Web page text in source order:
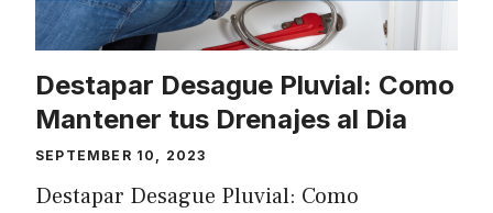
Destapar Desague Pluvial: Como
Mantener tus Drenajes al Dia
SEPTEMBER 10, 2023
Destapar Desague Pluvial: Como